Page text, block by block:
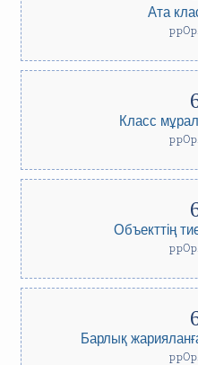
Ата
Класс
Объекттің
Барлық